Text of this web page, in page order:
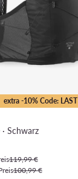
extra -10% Code: LAST
Schwarz
119,99 €
100,99 €